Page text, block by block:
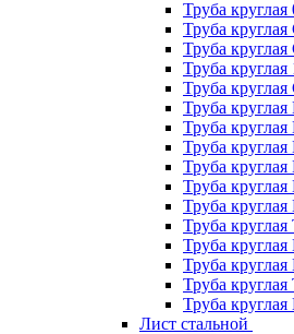
Труба
Труба
Труба круглая
Труба
Труба
Труба
Труба
Труба
Труба
Труба
Труба
Труба
Труба
Труба
Труба
Труба
Лист стальной